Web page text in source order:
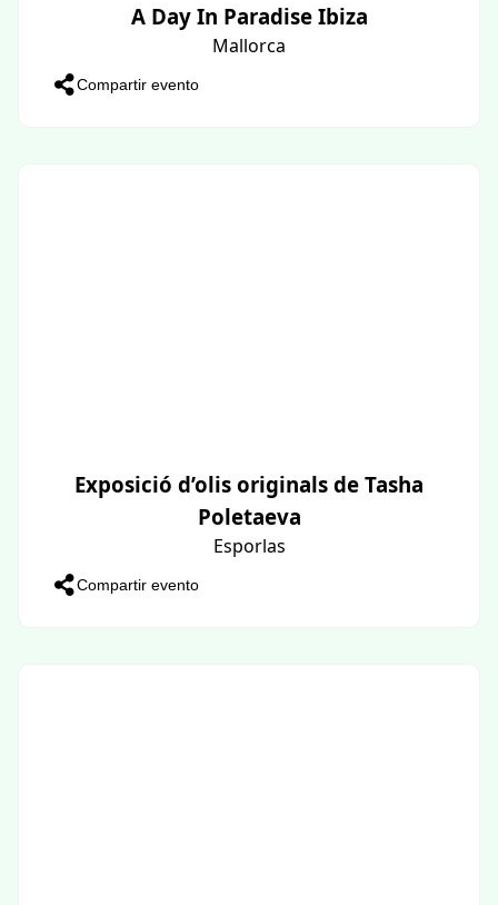
A Day In Paradise Ibiza
Mallorca
Compartir evento
Exposició d’olis originals de Tasha
Poletaeva
Esporlas
Compartir evento